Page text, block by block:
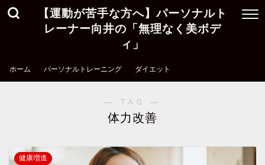
【運動が苦手な方へ】パーソナルト
レーナー向井の「無理なく美ボデ
ィ」
ホーム パーソナルトレーニング ダイエット
― TAG ―
体力改善
健康増進